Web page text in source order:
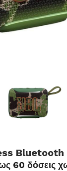
Bluetooth
60 δόσεις